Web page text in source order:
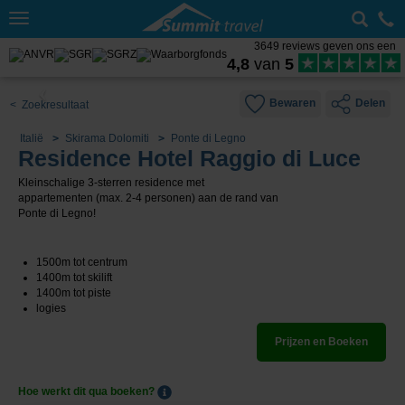
Toggle
3649 reviews geven ons een
4,8 van 5
< Zoekresultaat Bewaren Delen
Italië Skirama Dolomiti Ponte di Legno
Residence Hotel Raggio di Luce
Kleinschalige 3-sterren residence met
appartementen (max. 2-4 personen) aan de rand van
Ponte di Legno!
1500m tot centrum
1400m tot skilift
1400m tot piste
logies
Prijzen en Boeken
Hoe werkt dit qua boeken?